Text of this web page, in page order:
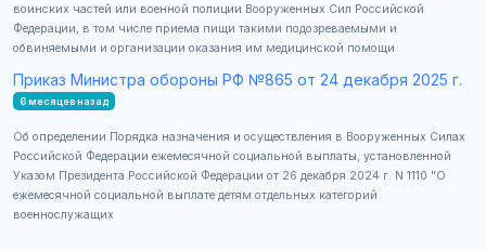
воинских частей или военной полиции Вооруженных Сил Российской
Федерации, в том числе приема пищи такими подозреваемыми и
обвиняемыми и организации оказания им медицинской помощи
Приказ Министра обороны РФ №865 от 24 декабря 2025 г.
6 месяцев назад
Об определении Порядка назначения и осуществления в Вооруженных Силах
Российской Федерации ежемесячной социальной выплаты, установленной
Указом Президента Российской Федерации от 26 декабря 2024 г. N 1110 "О
ежемесячной социальной выплате детям отдельных категорий
военнослужащих